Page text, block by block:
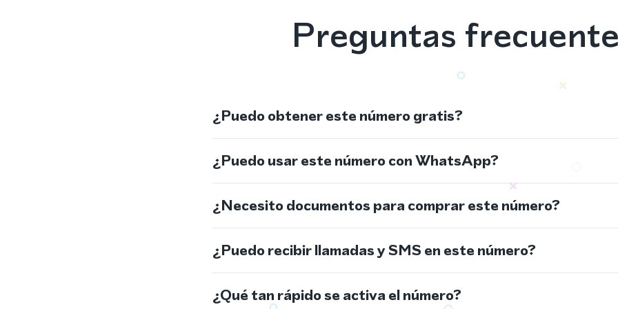
Preguntas
¿Puedo obtener este número gratis?
¿Puedo usar este número con WhatsApp?
¿Necesito documentos para comprar este número?
¿Puedo recibir llamadas y SMS en este número?
¿Qué tan rápido se activa el número?